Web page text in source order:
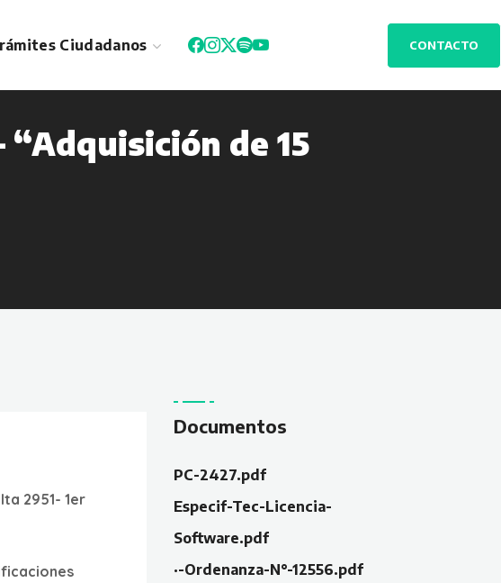
Ciudadanos CONTACTO
de 15
2951- 1er
Documentos
PC-2427.pdf
Especif-Tec-Licencia-
Software.pdf
·-Ordenanza-N°-12556.pdf